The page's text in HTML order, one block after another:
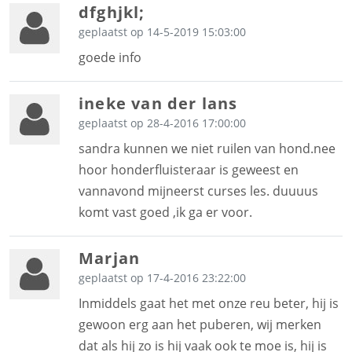
dfghjkl;
geplaatst op 14-5-2019 15:03:00
goede info
ineke van der lans
geplaatst op 28-4-2016 17:00:00
sandra kunnen we niet ruilen van hond.nee
hoor honderfluisteraar is geweest en
vannavond mijneerst curses les. duuuus
komt vast goed ,ik ga er voor.
Marjan
geplaatst op 17-4-2016 23:22:00
Inmiddels gaat het met onze reu beter, hij is
gewoon erg aan het puberen, wij merken
dat als hij zo is hij vaak ook te moe is, hij is